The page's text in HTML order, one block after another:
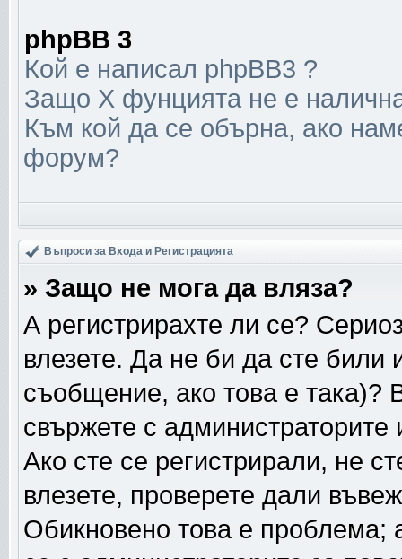
phpBB 3
Кой е написал phpBB3 ?
Защо X фунцията не е
Към кой да се обърна, ако
форум?
Въпроси за Входа и Регистрацията
» Защо не мога да вляза?
А регистрирахте ли се?
влезете. Да не би да сте
съобщение, ако това е така)?
свържете с администраторите
Ако сте се регистрирали, не
влезете, проверете дали
Обикновено това е проблема;